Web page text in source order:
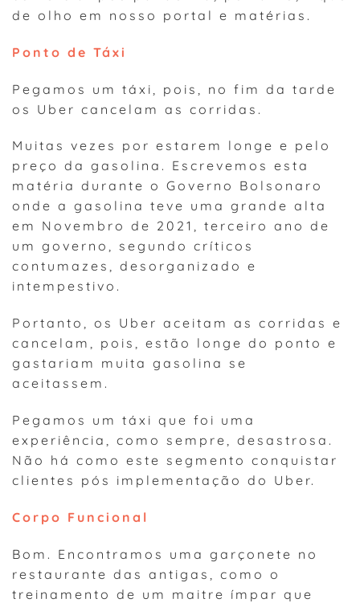
de olho em nosso portal e matérias.
Ponto de Táxi
Pegamos um táxi, pois, no fim da tarde
os Uber cancelam as corridas.
Muitas vezes por estarem longe e pelo
preço da gasolina. Escrevemos esta
matéria durante o Governo Bolsonaro
onde a gasolina teve uma grande alta
em Novembro de 2021, terceiro ano de
um governo, segundo críticos
contumazes, desorganizado e
intempestivo.
Portanto, os Uber aceitam as corridas e
cancelam, pois, estão longe do ponto e
gastariam muita gasolina se
aceitassem.
Pegamos um táxi que foi uma
experiência, como sempre, desastrosa.
Não há como este segmento conquistar
clientes pós implementação do Uber.
Corpo Funcional
Bom. Encontramos uma garçonete no
restaurante das antigas, como o
treinamento de um maitre ímpar que